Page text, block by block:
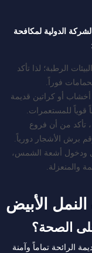
الشركة الدولية لمكافحة
الرطبة؛ لذا تأكد
فوراً.
أخشاب أو كراتين قديمة
قوياً للمستعمرات.
تأكد من أن فروع
برش الأشجار دورياً.
ودخول أشعة الشمس،
والمنعزلة.
النمل الأبيض
الصحة؟
الرائحة تماماً وآمنة